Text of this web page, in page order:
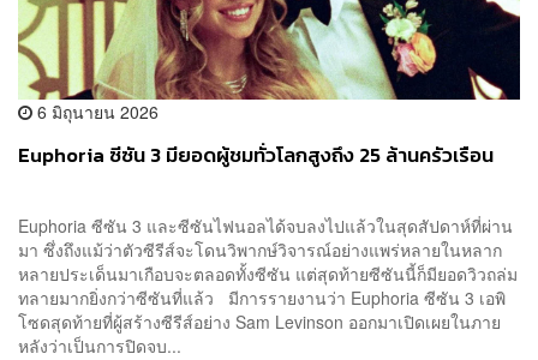
6 มิถุนายน 2026
Euphoria ซีซัน 3 มียอดผู้ชมทั่วโลกสูงถึง 25 ล้านครัวเรือน
Euphoria ซีซัน 3 และซีซันไฟนอลได้จบลงไปแล้วในสุดสัปดาห์ที่ผ่าน
มา ซึ่งถึงแม้ว่าตัวซีรีส์จะโดนวิพากษ์วิจารณ์อย่างแพร่หลายในหลาก
หลายประเด็นมาเกือบจะตลอดทั้งซีซัน แต่สุดท้ายซีซันนี้ก็มียอดวิวถล่ม
ทลายมากยิ่งกว่าซีซันที่แล้ว มีการรายงานว่า Euphoria ซีซัน 3 เอพิ
โซดสุดท้ายที่ผู้สร้างซีรีส์อย่าง Sam Levinson ออกมาเปิดเผยในภาย
หลังว่าเป็นการปิดจบ...